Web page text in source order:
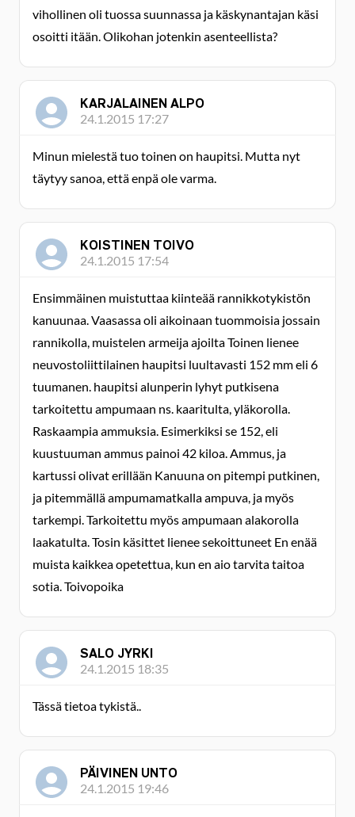
vihollinen oli tuossa suunnassa ja käskynantajan käsi
osoitti itään. Olikohan jotenkin asenteellista?
KARJALAINEN ALPO
24.1.2015 17:27
Minun mielestä tuo toinen on haupitsi. Mutta nyt
täytyy sanoa, että enpä ole varma.
KOISTINEN TOIVO
24.1.2015 17:54
Ensimmäinen muistuttaa kiinteää rannikkotykistön
kanuunaa. Vaasassa oli aikoinaan tuommoisia jossain
rannikolla, muistelen armeija ajoilta Toinen lienee
neuvostoliittilainen haupitsi luultavasti 152 mm eli 6
tuumanen. haupitsi alunperin lyhyt putkisena
tarkoitettu ampumaan ns. kaaritulta, yläkorolla.
Raskaampia ammuksia. Esimerkiksi se 152, eli
kuustuuman ammus painoi 42 kiloa. Ammus, ja
kartussi olivat erillään Kanuuna on pitempi putkinen,
ja pitemmällä ampumamatkalla ampuva, ja myös
tarkempi. Tarkoitettu myös ampumaan alakorolla
laakatulta. Tosin käsittet lienee sekoittuneet En enää
muista kaikkea opetettua, kun en aio tarvita taitoa
sotia. Toivopoika
SALO JYRKI
24.1.2015 18:35
Tässä tietoa tykistä..
PÄIVINEN UNTO
24.1.2015 19:46